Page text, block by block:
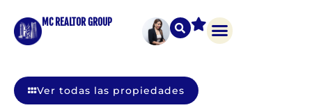
MC REALTOR GROUP
Ver todas las propiedades